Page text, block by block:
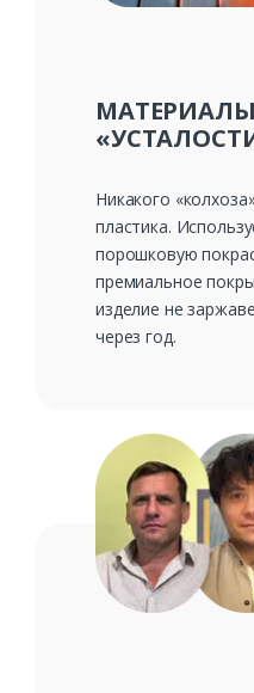
МАТЕРИАЛЫ
Никакого
пластика.
порошковую
премиальное
изделие не
через год.